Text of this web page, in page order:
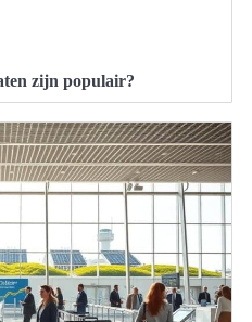
zijn populair?